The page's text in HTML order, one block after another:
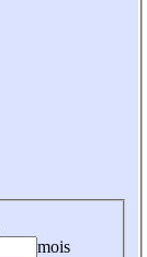
mois